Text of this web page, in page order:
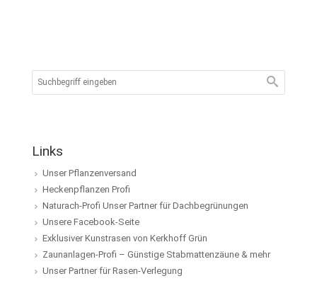
Links
Unser Pflanzenversand
Heckenpflanzen Profi
Naturach-Profi Unser Partner für Dachbegrünungen
Unsere Facebook-Seite
Exklusiver Kunstrasen von Kerkhoff Grün
Zaunanlagen-Profi – Günstige Stabmattenzäune & mehr
Unser Partner für Rasen-Verlegung